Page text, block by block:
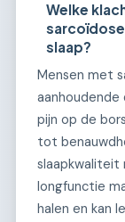
Welke
sarcoïdose
slaap?
Mensen met
pijn op de
tot
slaapkwaliteit
longfunctie
halen en kan